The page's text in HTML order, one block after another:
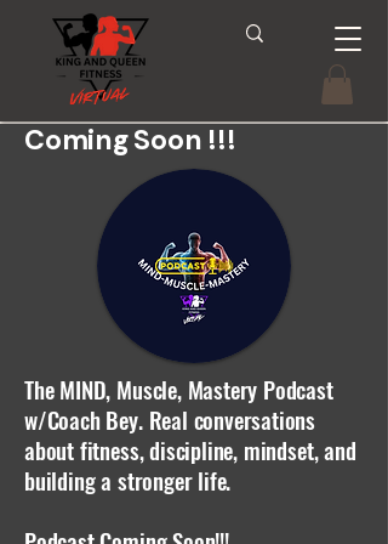
Coming Soon !!!
The MIND, Muscle, Mastery Podcast
w/Coach Bey. Real conversations
about fitness, discipline, mindset, and
building a stronger life.